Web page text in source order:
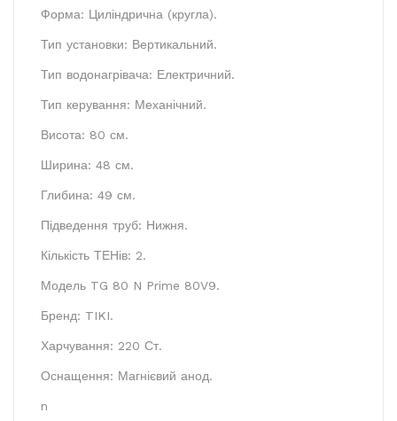
Форма: Циліндрична (кругла).
Тип установки: Вертикальний.
Тип водонагрівача: Електричний.
Тип керування: Механічний.
Висота: 80 см.
Ширина: 48 см.
Глибина: 49 см.
Підведення труб: Нижня.
Кількість ТЕНів: 2.
Модель TG 80 N Prime 80V9.
Бренд: TIKI.
Харчування: 220 Ст.
Оснащення: Магнієвий анод.
n